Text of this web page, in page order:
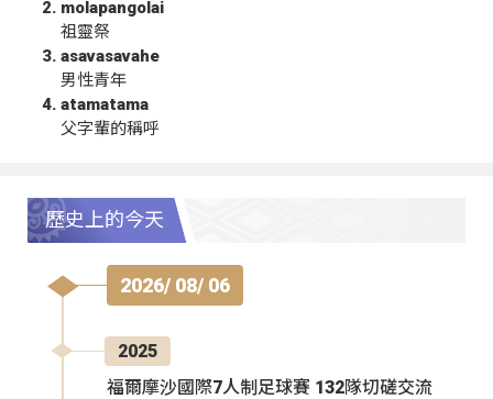
molapangolai
祖靈祭
asavasavahe
男性青年
atamatama
父字輩的稱呼
歷史上的今天
2026/ 08/ 06
2025
福爾摩沙國際7人制足球賽 132隊切磋交流